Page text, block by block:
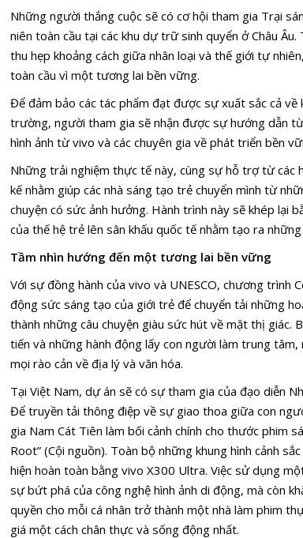
Những người thắng cuộc sẽ có cơ hội tham gia Trại
niên toàn cầu tại các khu dự trữ sinh quyển ở Châu
thu hẹp khoảng cách giữa nhân loại và thế giới tự
toàn cầu vì một tương lai bền vững.
Để đảm bảo các tác phẩm đạt được sự xuất sắc cả về
trường, người tham gia sẽ nhận được sự hướng dẫn
hình ảnh từ vivo và các chuyên gia về phát triển bền
Những trải nghiệm thực tế này, cùng sự hỗ trợ từ các
kế nhằm giúp các nhà sáng tạo trẻ chuyển mình từ
chuyện có sức ảnh hưởng. Hành trình này sẽ khép lại
của thế hệ trẻ lên sân khấu quốc tế nhằm tạo ra
Tầm nhìn hướng đến một tương lai bền vững
Với sự đồng hành của vivo và UNESCO, chương trình
động sức sáng tạo của giới trẻ để chuyển tải những
thành những câu chuyện giàu sức hút về mặt thị giác.
tiến và những hành động lấy con người làm trung
mọi rào cản về địa lý và văn hóa.
Tại Việt Nam, dự án sẽ có sự tham gia của đạo diễn
Để truyền tải thông điệp về sự giao thoa giữa con
gia Nam Cát Tiên làm bối cảnh chính cho thước phim
Root” (Cội nguồn). Toàn bộ những khung hình cảnh
hiện hoàn toàn bằng vivo X300 Ultra. Việc sử dụng
sự bứt phá của công nghệ hình ảnh di động, mà còn
quyền cho mỗi cá nhân trở thành một nhà làm phim
giá một cách chân thực và sống động nhất.